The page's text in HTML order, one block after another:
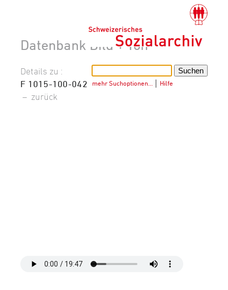
Datenbank Bild + Ton
mehr Suchoptionen… Hilfe
Details zu :
F 1015-100-042
– zurück